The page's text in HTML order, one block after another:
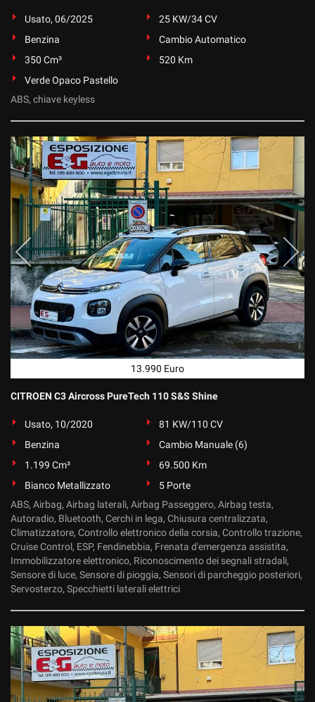
Usato, 06/2025
25 KW/34 CV
Benzina
Cambio Automatico
350 Cm³
520 Km
Verde Opaco Pastello
ABS, chiave keyless
13.990 Euro
CITROEN C3 Aircross PureTech 110 S&S Shine
Usato, 10/2020
81 KW/110 CV
Benzina
Cambio Manuale (6)
1.199 Cm³
69.500 Km
Bianco Metallizzato
5 Porte
ABS, Airbag, Airbag laterali, Airbag Passeggero, Airbag testa,
Autoradio, Bluetooth, Cerchi in lega, Chiusura centralizzata,
Climatizzatore, Controllo elettronico della corsia, Controllo trazione,
Cruise Control, ESP, Fendinebbia, Frenata d'emergenza assistita,
Immobilizzatore elettronico, Riconoscimento dei segnali stradali,
Sensore di luce, Sensore di pioggia, Sensori di parcheggio posteriori,
Servosterzo, Specchietti laterali elettrici
Cookie necessari
Cookie delle preferenze
Cookie per il miglioramento dell'esperienza utente
Cookie analitici
Cookie di marketing
Leggi
la
cookie
policy
Salva
le
impostazioni